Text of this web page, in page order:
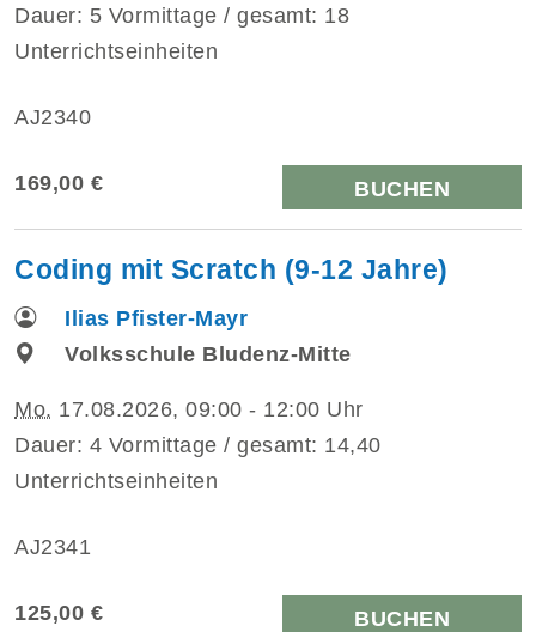
Dauer: 5 Vormittage / gesamt: 18
Unterrichtseinheiten
AJ2340
169,00 € BUCHEN
Coding mit Scratch (9-12 Jahre)
Ilias Pfister-Mayr
Volksschule Bludenz-Mitte
Mo. 17.08.2026, 09:00 - 12:00 Uhr
Dauer: 4 Vormittage / gesamt: 14,40
Unterrichtseinheiten
AJ2341
125,00 € BUCHEN